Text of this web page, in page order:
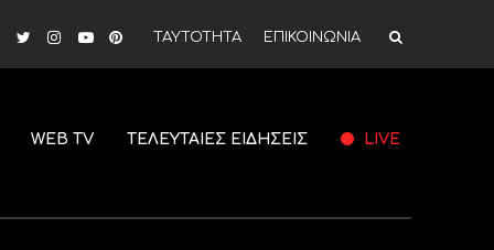
ΤΑΥΤΟΤΗΤΑ ΕΠΙΚΟΙΝΩΝΙΑ
WEB TV ΤΕΛΕΥΤΑΙΕΣ ΕΙΔΗΣΕΙΣ LIVE